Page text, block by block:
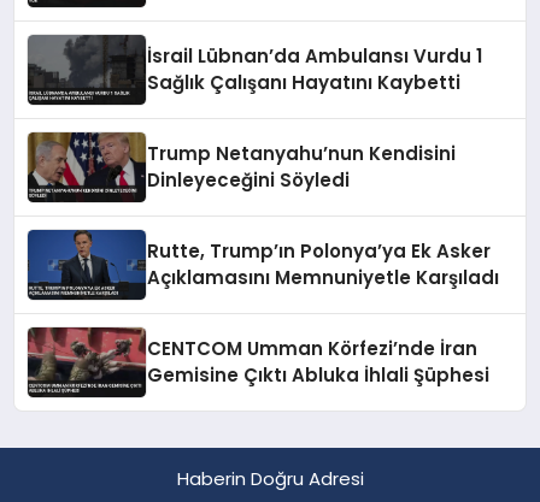
İsrail Lübnan’da Ambulansı Vurdu 1
Sağlık Çalışanı Hayatını Kaybetti
Trump Netanyahu’nun Kendisini
Dinleyeceğini Söyledi
Rutte, Trump’ın Polonya’ya Ek Asker
Açıklamasını Memnuniyetle Karşıladı
CENTCOM Umman Körfezi’nde İran
Gemisine Çıktı Abluka İhlali Şüphesi
Haberin Doğru Adresi